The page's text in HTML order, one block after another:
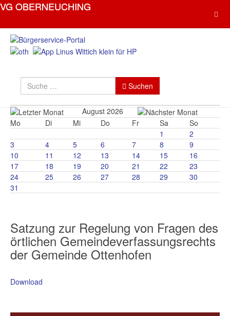
Suchen Suchen
August 2026
Mo
Di Mi Do Fr Sa
So
1
2
3
4 5 6 7 8
9
10
11 12 13 14 15
16
17
18 19 20 21 22
23
24
25 26 27 28 29
30
31
Satzung zur Regelung von Fragen des
örtlichen Gemeindeverfassungsrechts
der Gemeinde Ottenhofen
Download